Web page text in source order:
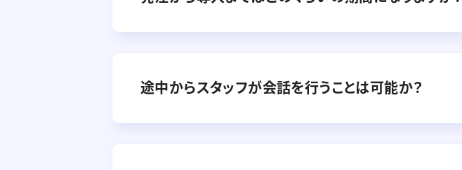
途中からスタッフが会話を行うことは可能か？